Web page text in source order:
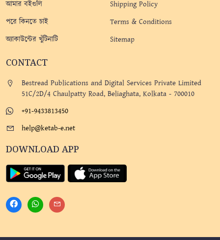
আমার বইগুলি
পরে কিনতে চাই
অ্যাকাউন্টের খুঁটিনাটি
Shipping Policy
Terms & Conditions
Sitemap
CONTACT
Bestread Publications and Digital Services Private Limited
51C/2D/4 Chaulpatty Road, Beliaghata, Kolkata - 700010
+91-9433813450
help@ketab-e.net
DOWNLOAD APP